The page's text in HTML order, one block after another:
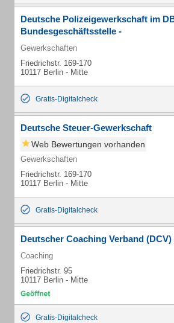
Deutsche Polizeigewerkschaft im
Bundesgeschäftsstelle -
Gewerkschaften
Friedrichstr. 169-170
10117 Berlin - Mitte
Gratis-Digitalcheck
Deutsche Steuer-Gewerkschaft
Web Bewertungen vorhanden
Gewerkschaften
Friedrichstr. 169-170
10117 Berlin - Mitte
Gratis-Digitalcheck
Deutscher Coaching Verband (DCV)
Coaching
Friedrichstr. 95
10117 Berlin - Mitte
Gratis-Digitalcheck